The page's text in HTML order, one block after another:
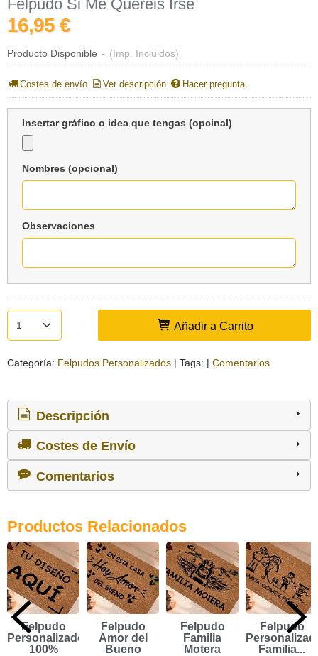
Felpudo Si Me Queréis Irse
16,95 €
Producto Disponible - (Imp. Incluidos)
Costes de envío Ver descripción Hacer pregunta
Insertar gráfico o idea que tengas (opcinal)
Nombres (opcional)
Observaciones
Añadir a Carrito
Categoría: Felpudos Personalizados | Tags: | Comentarios
Descripción
Costes de Envío
Comentarios
Productos Relacionados
Felpudo
Personalizado
100%
Felpudo
Amor del
Bueno
Felpudo
Familia
Motera
Felpudo
Familia...